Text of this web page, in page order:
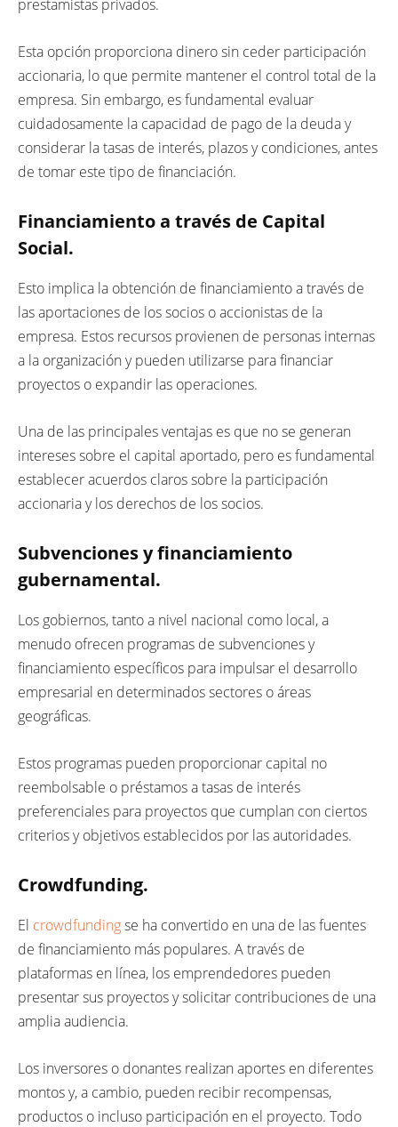
prestamistas privados.
Esta opción proporciona dinero sin ceder participación
accionaria, lo que permite mantener el control total de la
empresa. Sin embargo, es fundamental evaluar
cuidadosamente la capacidad de pago de la deuda y
considerar la tasas de interés, plazos y condiciones, antes
de tomar este tipo de financiación.
Financiamiento a través de Capital
Social.
Esto implica la obtención de financiamiento a través de
las aportaciones de los socios o accionistas de la
empresa. Estos recursos provienen de personas internas
a la organización y pueden utilizarse para financiar
proyectos o expandir las operaciones.
Una de las principales ventajas es que no se generan
intereses sobre el capital aportado, pero es fundamental
establecer acuerdos claros sobre la participación
accionaria y los derechos de los socios.
Subvenciones y financiamiento
gubernamental.
Los gobiernos, tanto a nivel nacional como local, a
menudo ofrecen programas de subvenciones y
financiamiento específicos para impulsar el desarrollo
empresarial en determinados sectores o áreas
geográficas.
Estos programas pueden proporcionar capital no
reembolsable o préstamos a tasas de interés
preferenciales para proyectos que cumplan con ciertos
criterios y objetivos establecidos por las autoridades.
Crowdfunding.
El crowdfundingse ha convertido en una de las fuentes
de financiamiento más populares. A través de
plataformas en línea, los emprendedores pueden
presentar sus proyectos y solicitar contribuciones de una
amplia audiencia.
Los inversores o donantes realizan aportes en diferentes
montos y, a cambio, pueden recibir recompensas,
productos o incluso participación en el proyecto. Todo